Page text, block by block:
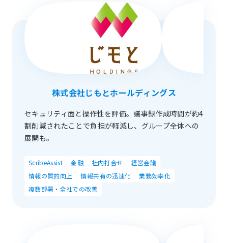
株式会社じもとホールディングス
セキュリティ面と操作性を評価。議事録作成時間が約4
割削減されたことで負担が軽減し、グループ全体への
展開も。
ScribeAssist 金融 社内打合せ
経営会議
情報の質的向上
情報共有の迅速化
業務効率化
複数部署・全社での改善